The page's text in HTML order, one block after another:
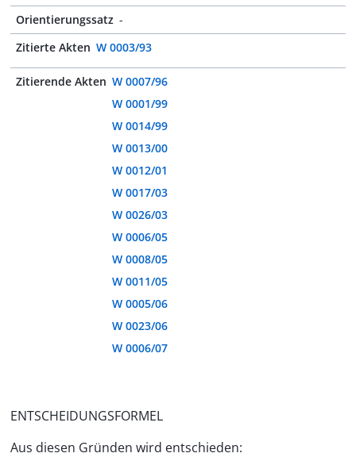
Orientierungssatz -
Zitierte Akten W 0003/93
Zitierende Akten W 0007/96
W 0001/99
W 0014/99
W 0013/00
W 0012/01
W 0017/03
W 0026/03
W 0006/05
W 0008/05
W 0011/05
W 0005/06
W 0023/06
W 0006/07
ENTSCHEIDUNGSFORMEL
Aus diesen Gründen wird entschieden: